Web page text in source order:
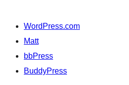
WordPress.com
Matt
bbPress
BuddyPress